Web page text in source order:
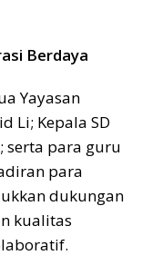
Berdaya
Yayasan
Li; Kepala SD
serta para guru
para
dukungan
kualitas